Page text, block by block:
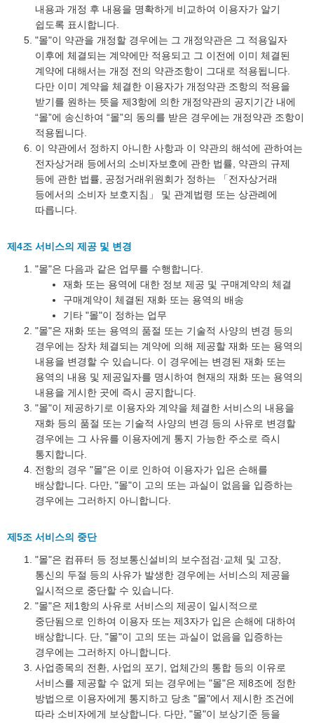
내용과 개정 후 내용을 명확하게 비교하여 이용자가 알기
쉽도록 표시합니다.
"몰"이 약관을 개정할 경우에는 그 개정약관은 그 적용일자
이후에 체결되는 계약에만 적용되고 그 이전에 이미 체결된
계약에 대해서는 개정 전의 약관조항이 그대로 적용됩니다.
다만 이미 계약을 체결한 이용자가 개정약관 조항의 적용을
받기를 원하는 뜻을 제3항에 의한 개정약관의 공지기간 내에
“몰”에 송신하여 “몰”의 동의를 받은 경우에는 개정약관 조항이
적용됩니다.
이 약관에서 정하지 아니한 사항과 이 약관의 해석에 관하여는
전자상거래 등에서의 소비자보호에 관한 법률, 약관의 규제
등에 관한 법률, 공정거래위원회가 정하는 「전자상거래
등에서의 소비자 보호지침」 및 관계법령 또는 상관례에
따릅니다.
제4조 서비스의 제공 및 변경
"몰"은 다음과 같은 업무를 수행합니다.
재화 또는 용역에 대한 정보 제공 및 구매계약의 체결
구매계약이 체결된 재화 또는 용역의 배송
기타 "몰"이 정하는 업무
"몰"은 재화 또는 용역의 품절 또는 기술적 사양의 변경 등의
경우에는 장차 체결되는 계약에 의해 제공할 재화 또는 용역의
내용을 변경할 수 있습니다. 이 경우에는 변경된 재화 또는
용역의 내용 및 제공일자를 명시하여 현재의 재화 또는 용역의
내용을 게시한 곳에 즉시 공지합니다.
"몰"이 제공하기로 이용자와 계약을 체결한 서비스의 내용을
재화 등의 품절 또는 기술적 사양의 변경 등의 사유로 변경할
경우에는 그 사유를 이용자에게 통지 가능한 주소로 즉시
통지합니다.
전항의 경우 "몰"은 이로 인하여 이용자가 입은 손해를
배상합니다. 다만, "몰"이 고의 또는 과실이 없음을 입증하는
경우에는 그러하지 아니합니다.
제5조 서비스의 중단
"몰"은 컴퓨터 등 정보통신설비의 보수점검·교체 및 고장,
통신의 두절 등의 사유가 발생한 경우에는 서비스의 제공을
일시적으로 중단할 수 있습니다.
"몰"은 제1항의 사유로 서비스의 제공이 일시적으로
중단됨으로 인하여 이용자 또는 제3자가 입은 손해에 대하여
배상합니다. 단, "몰"이 고의 또는 과실이 없음을 입증하는
경우에는 그러하지 아니합니다.
사업종목의 전환, 사업의 포기, 업체간의 통합 등의 이유로
서비스를 제공할 수 없게 되는 경우에는 "몰"은 제8조에 정한
방법으로 이용자에게 통지하고 당초 "몰"에서 제시한 조건에
따라 소비자에게 보상합니다. 다만, "몰"이 보상기준 등을